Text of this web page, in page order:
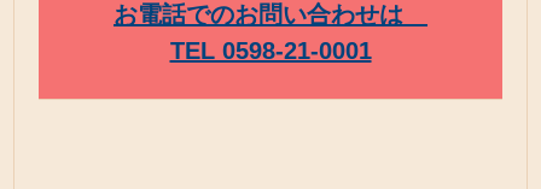
お電話でのお問い合わせは
TEL 0598-21-0001